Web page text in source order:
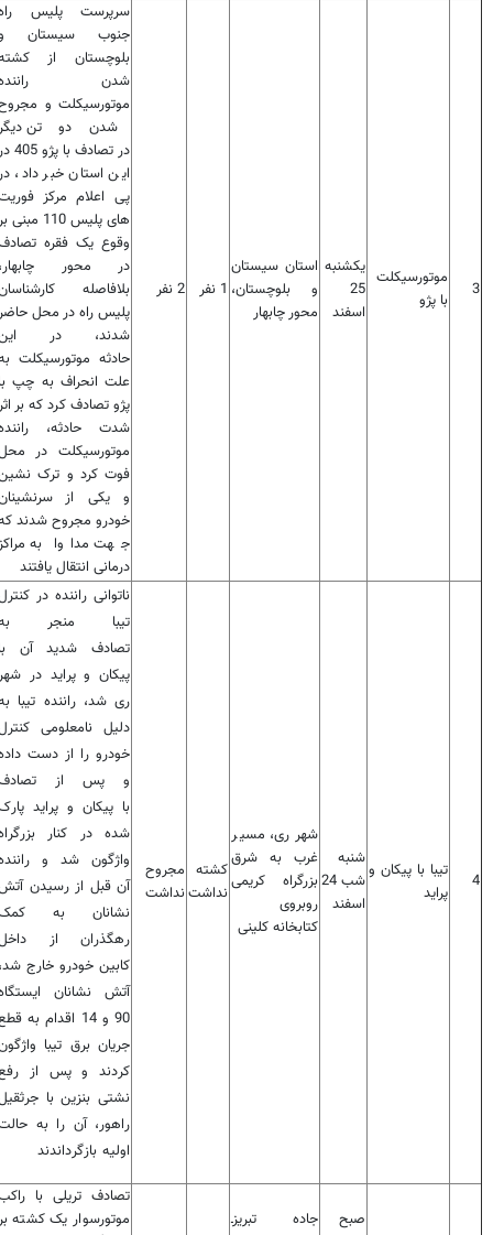
3
موتورسیکلت
با پژو
یکشنبه
25
اسفند
استان سیستان
و بلوچستان،
محور چابهار
1 نفر 2 نفر
سرپرست پلیس
جنوب سیستان
بلوچستان از
شدن
موتورسیکلت و
شدن دو تن
در تصادف با
این استان خبر داد،
پی اعلام مرکز
های پلیس 110
وقوع یک فقره
در محور
بلافاصله
پلیس راه در محل
شدند، در
حادثه موتورسیکلت
علت انحراف به چپ
پژو تصادف کرد که بر
شدت حادثه،
موتورسیکلت در
فوت کرد و ترک
و یکی از
خودرو مجروح شدند
جهت مداوا به
درمانی انتقال یافتند
4
تیبا با پیکان و
پراید
شنبه
شب 24
اسفند
شهر ری، مسیر
غرب به شرق
بزرگراه کریمی
روبروی
کتابخانه کلینی
کشته
نداشت
مجروح
نداشت
ناتوانی راننده در
تیبا منجر
تصادف شدید آن
پیکان و پراید در
ری شد، راننده تیبا
دلیل نامعلومی
خودرو را از دست
و پس از
با پیکان و پراید
شده در کنار
واژگون شد و
آن قبل از رسیدن
نشانان به
رهگذران از
کابین خودرو خارج
آتش نشانان
90 و 14 اقدام به
جریان برق تیبا
کردند و پس از
نشتی بنزین با
راهور، آن را به
اولیه بازگرداندند
صبح
جاده تبریز‌ـ
تصادف تریلی با
موتورسوار یک کشته